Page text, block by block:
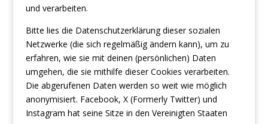
und verarbeiten.
Bitte lies die Datenschutzerklärung dieser sozialen
Netzwerke (die sich regelmäßig ändern kann), um zu
erfahren, wie sie mit deinen (persönlichen) Daten
umgehen, die sie mithilfe dieser Cookies verarbeiten.
Die abgerufenen Daten werden so weit wie möglich
anonymisiert. Facebook, X (Formerly Twitter) und
Instagram hat seine Sitze in den Vereinigten Staaten